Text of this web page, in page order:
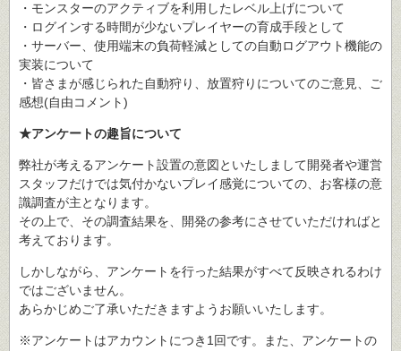
・モンスターのアクティブを利用したレベル上げについて
・ログインする時間が少ないプレイヤーの育成手段として
・サーバー、使用端末の負荷軽減としての自動ログアウト機能の
実装について
・皆さまが感じられた自動狩り、放置狩りについてのご意見、ご
感想(自由コメント)
★アンケートの趣旨について
弊社が考えるアンケート設置の意図といたしまして開発者や運営
スタッフだけでは気付かないプレイ感覚についての、お客様の意
識調査が主となります。
その上で、その調査結果を、開発の参考にさせていただければと
考えております。
しかしながら、アンケートを行った結果がすべて反映されるわけ
ではございません。
あらかじめご了承いただきますようお願いいたします。
※アンケートはアカウントにつき1回です。また、アンケートの